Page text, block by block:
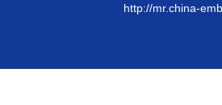
http://mr.china-